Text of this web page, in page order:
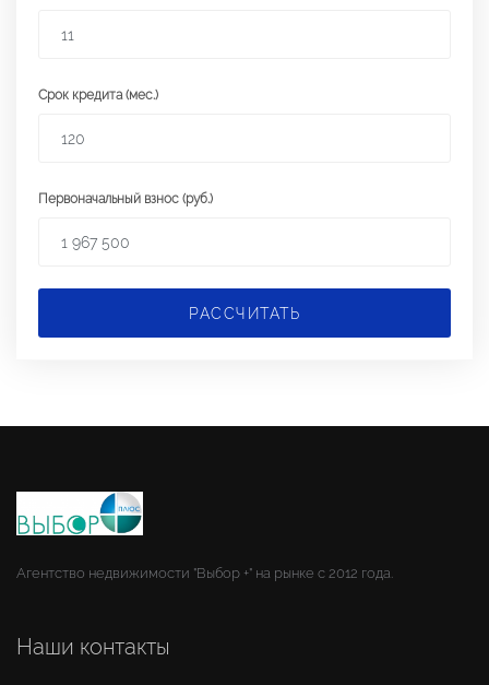
Срок кредита (мес.)
Первоначальный взнос (руб.)
РАССЧИТАТЬ
Агентство недвижимости "Выбор +" на рынке с 2012 года.
Наши контакты